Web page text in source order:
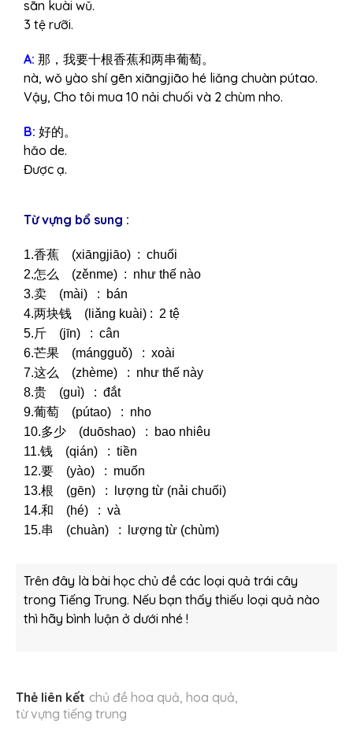
sān kuài wǔ.
3 tệ rưỡi.
A: 那，我要十根香蕉和两串葡萄。
nà, wǒ yào shí gēn xiāngjiāo hé liǎng chuàn pútao.
Vậy, Cho tôi mua 10 nải chuối và 2 chùm nho.
B: 好的。
hǎo de.
Được ạ.
Từ vựng bổ sung :
1.香蕉 (xiāngjiāo) : chuối
2.怎么 (zěnme) : như thế nào
3.卖 (mài) : bán
4.两块钱 (liǎng kuài) : 2 tệ
5.斤 (jīn) : cân
6.芒果 (mángguǒ) : xoài
7.这么 (zhème) : như thế này
8.贵 (guì) : đắt
9.葡萄 (pútao) : nho
10.多少 (duōshao) : bao nhiêu
11.钱 (qián) : tiền
12.要 (yào) : muốn
13.根 (gēn) : lượng từ (nải chuối)
14.和 (hé) : và
15.串 (chuàn) : lượng từ (chùm)
Trên đây là bài học chủ đề các loại quả trái cây
trong Tiếng Trung. Nếu bạn thấy thiếu loại quả nào
thì hãy bình luận ở dưới nhé !
Thẻ liên kết chủ đề hoa quả, hoa quả,
từ vựng tiếng trung